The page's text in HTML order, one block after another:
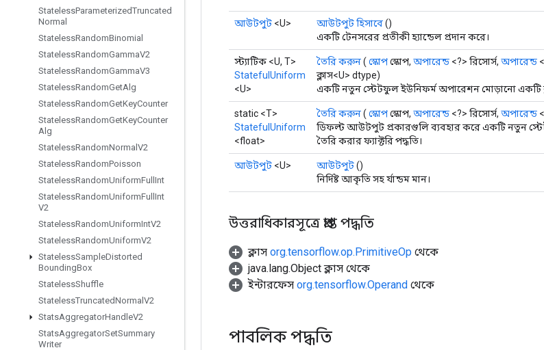
StatelessParameterizedTruncated
Normal
StatelessRandomBinomial
StatelessRandomGammaV2
StatelessRandomGammaV3
StatelessRandomGetAlg
StatelessRandomGetKeyCounter
StatelessRandomGetKeyCounter
Alg
StatelessRandomNormal V2
StatelessRandomPoisson
StatelessRandomUniformFull Int
StatelessRandomUniformFull Int
V2
StatelessRandomUniformIntV2
StatelessRandomUniformV2
StatelessSampleDistorted
BoundingBox
StatelessShuffle
StatelessTruncatedNormal V2
StatsAggregatorHandleV2
StatsAggregatorSetSummary
Writer
আউটপুট <U> আউটপুট হিসাবে()
একটি টেনসরের প্রতীকী হ্যান্ডেল প্রদান করে।
স্ট্যাটিক <U, T>
StatefulUniform
<U>
তৈরি করুন( স্কোপস্কোপ, অপারেন্ড <?> রিসোর্স, অপারেন্ড
ক্লাস<U> dtype)
একটি নতুন স্টেটফুল ইউনিফর্ম অপারেশন মোড়ানো একটি
static <T>
StatefulUniform
<float>
তৈরি করুন( স্কোপস্কোপ, অপারেন্ড <?> রিসোর্স, অপারেন্ড
ডিফল্ট আউটপুট প্রকারগুলি ব্যবহার করে একটি নতুন
তৈরি করার ফ্যাক্টরি পদ্ধতি।
আউটপুট <U> আউটপুট()
নির্দিষ্ট আকৃতি সহ র্যান্ডম মান।
উত্তরাধিকারসূত্রে প্রাপ্ত পদ্ধতি
ক্লাস org.tensorflow.op.PrimitiveOp থেকে
java.lang.Object ক্লাস থেকে
ইন্টারফেস org.tensorflow.Operand থেকে
পাবলিক পদ্ধতি